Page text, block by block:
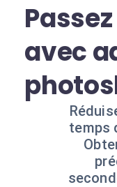
avec
temps